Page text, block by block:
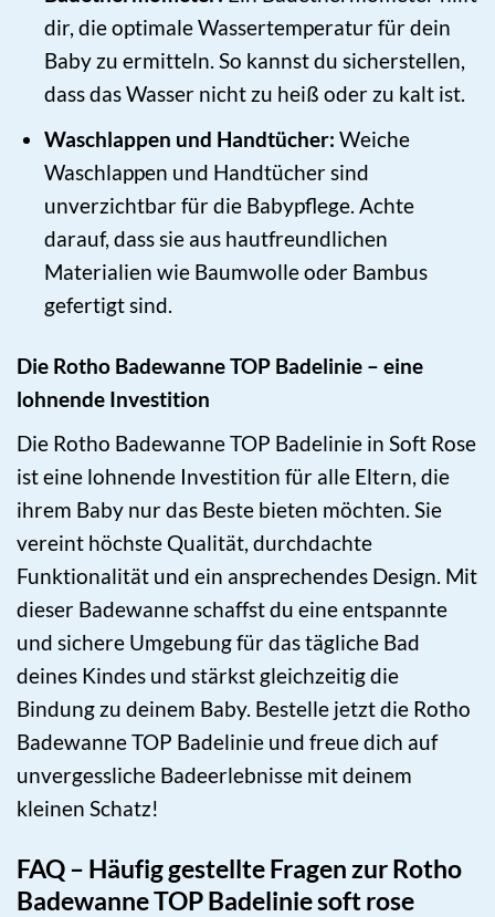
dir, die optimale Wassertemperatur für dein
Baby zu ermitteln. So kannst du sicherstellen,
dass das Wasser nicht zu heiß oder zu kalt ist.
Waschlappen und Handtücher: Weiche
Waschlappen und Handtücher sind
unverzichtbar für die Babypflege. Achte
darauf, dass sie aus hautfreundlichen
Materialien wie Baumwolle oder Bambus
gefertigt sind.
Die Rotho Badewanne TOP Badelinie – eine
lohnende Investition
Die Rotho Badewanne TOP Badelinie in Soft Rose
ist eine lohnende Investition für alle Eltern, die
ihrem Baby nur das Beste bieten möchten. Sie
vereint höchste Qualität, durchdachte
Funktionalität und ein ansprechendes Design. Mit
dieser Badewanne schaffst du eine entspannte
und sichere Umgebung für das tägliche Bad
deines Kindes und stärkst gleichzeitig die
Bindung zu deinem Baby. Bestelle jetzt die Rotho
Badewanne TOP Badelinie und freue dich auf
unvergessliche Badeerlebnisse mit deinem
kleinen Schatz!
FAQ – Häufig gestellte Fragen zur Rotho
Badewanne TOP Badelinie soft rose